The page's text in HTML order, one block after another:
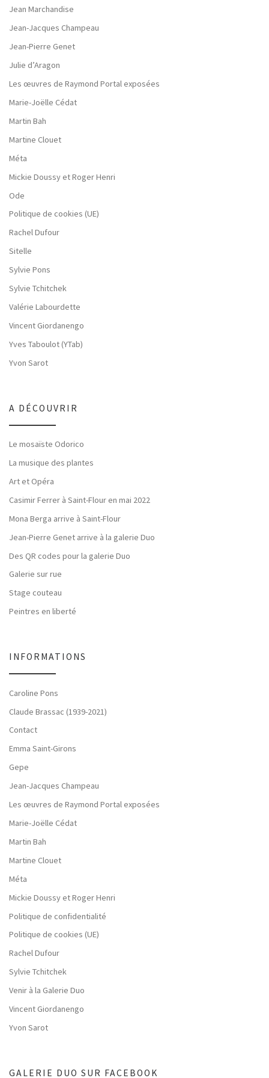
Jean Marchandise
Jean-Jacques Champeau
Jean-Pierre Genet
Julie d’Aragon
Les œuvres de Raymond Portal exposées
Marie-Joëlle Cédat
Martin Bah
Martine Clouet
Méta
Mickie Doussy et Roger Henri
Ode
Politique de cookies (UE)
Rachel Dufour
Sitelle
Sylvie Pons
Sylvie Tchitchek
Valérie Labourdette
Vincent Giordanengo
Yves Taboulot (YTab)
Yvon Sarot
A DÉCOUVRIR
Le mosaïste Odorico
La musique des plantes
Art et Opéra
Casimir Ferrer à Saint-Flour en mai 2022
Mona Berga arrive à Saint-Flour
Jean-Pierre Genet arrive à la galerie Duo
Des QR codes pour la galerie Duo
Galerie sur rue
Stage couteau
Peintres en liberté
INFORMATIONS
Caroline Pons
Claude Brassac (1939-2021)
Contact
Emma Saint-Girons
Gepe
Jean-Jacques Champeau
Les œuvres de Raymond Portal exposées
Marie-Joëlle Cédat
Martin Bah
Martine Clouet
Méta
Mickie Doussy et Roger Henri
Politique de confidentialité
Politique de cookies (UE)
Rachel Dufour
Sylvie Tchitchek
Venir à la Galerie Duo
Vincent Giordanengo
Yvon Sarot
GALERIE DUO SUR FACEBOOK